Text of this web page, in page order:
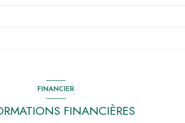
FINANCIER
FINANCIÈRES